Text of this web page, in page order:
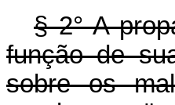
§ 2° A
função de
sobre os